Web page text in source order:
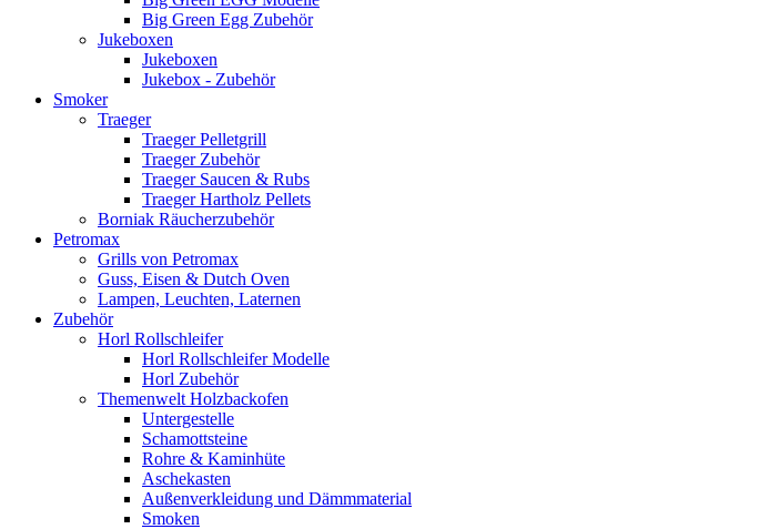
Big Green Egg Zubehör
Jukeboxen
Jukeboxen
Jukebox - Zubehör
Smoker
Traeger
Traeger Pelletgrill
Traeger Zubehör
Traeger Saucen & Rubs
Traeger Hartholz Pellets
Borniak Räucherzubehör
Petromax
Grills von Petromax
Guss, Eisen & Dutch Oven
Lampen, Leuchten, Laternen
Zubehör
Horl Rollschleifer
Horl Rollschleifer Modelle
Horl Zubehör
Themenwelt Holzbackofen
Untergestelle
Schamottsteine
Rohre & Kaminhüte
Aschekasten
Außenverkleidung und Dämmmaterial
Smoken